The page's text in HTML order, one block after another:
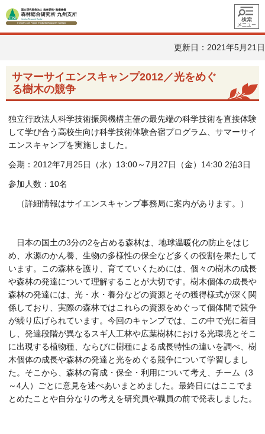
メニュ
ー
更新日：2021年5月21日
サマーサイエンスキャンプ2012／光をめぐ
る樹木の競争
独立行政法人科学技術振興機構主催の最先端の科学技術を直接体験
して学び合う高校生向け科学技術体験合宿プログラム、サマーサイ
エンスキャンプを実施しました。
会期：2012年7月25日（水）13:00～7月27日（金）14:30 2泊3日
参加人数：10名
（詳細情報はサイエンスキャンプ事務局に案内があります。）
日本の国土の3分の2を占める森林は、地球温暖化の防止をはじ
め、水源のかん養、生物の多様性の保全など多くの役割を果たして
います。この森林を護り、育てていくためには、個々の樹木の成長
や森林の発達について理解することが大切です。樹木個体の成長や
森林の発達には、光・水・養分などの資源とその獲得様式が深く関
係しており、実際の森林ではこれらの資源をめぐって個体間で競争
が繰り広げられています。今回のキャンプでは、この中で光に着目
し、発達段階が異なるスギ人工林や広葉樹林における光環境とそこ
に出現する植物種、ならびに樹種による成長特性の違いを調べ、樹
木個体の成長や森林の発達と光をめぐる競争について学習しまし
た。そこから、森林の育成・保全・利用について考え、チーム（3
～4人）ごとに意見を述べあいまとめました。最終日にはここでま
とめたことや自分なりの考えを研究員や職員の前で発表しました。